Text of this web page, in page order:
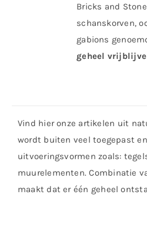
Bricks and
schanskorven,
gabions
geheel
Vind hier onze artikelen uit
wordt buiten veel toegepast
uitvoeringsvormen zoals:
muurelementen. Combinatie
maakt dat er één geheel